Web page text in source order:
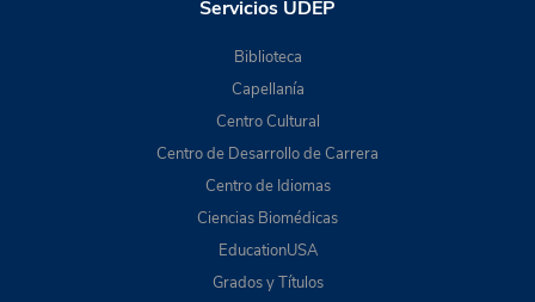
Servicios UDEP
Biblioteca
Capellanía
Centro Cultural
Centro de Desarrollo de Carrera
Centro de Idiomas
Ciencias Biomédicas
EducationUSA
Grados y Títulos